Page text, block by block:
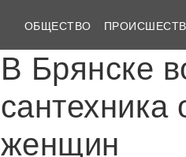
ОБЩЕСТВО
В Брянске
сантехника
женщин